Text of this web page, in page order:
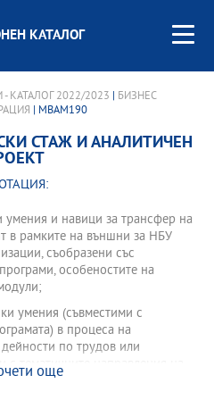
КАТАЛОГ
КАТАЛОГ 2022/2023
БИЗНЕС
| MBAM190
СТАЖ И АНАЛИТИЧЕН
и навици за трансфер на
в рамките на външни за НБУ
съобразени със
особеностите на
умения (съвместими с
в процеса на
по трудов или
с тематичните направления на
още